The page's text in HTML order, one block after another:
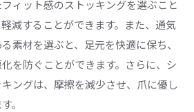
を正しく履くためのステップバイ
ド
場合のストッキング着用時のポイ
視したストッキングの選び方
ィット感のストッキングを選ぶこと
減することができます。また、通気
素材を選ぶと、足元を快適に保ち、
を防ぐことができます。さらに、シ
ングは、摩擦を減少させ、爪に優し
。